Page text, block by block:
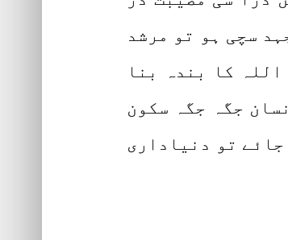
سچی ہو تو مرشد
کا بندہ بنا
جگہ جگہ سکون
تو دنیاداری